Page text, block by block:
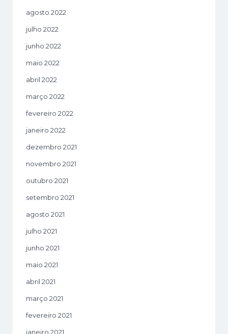
agosto 2022
julho 2022
junho 2022
maio 2022
abril 2022
março 2022
fevereiro 2022
janeiro 2022
dezembro 2021
novembro 2021
outubro 2021
setembro 2021
agosto 2021
julho 2021
junho 2021
maio 2021
abril 2021
março 2021
fevereiro 2021
janeiro 2021